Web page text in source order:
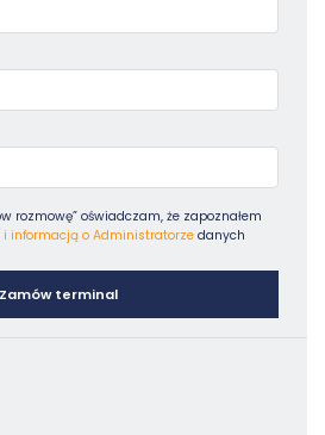
rozmowę” oświadczam, że zapoznałem
informacją o Administratorze danych
Zamów terminal